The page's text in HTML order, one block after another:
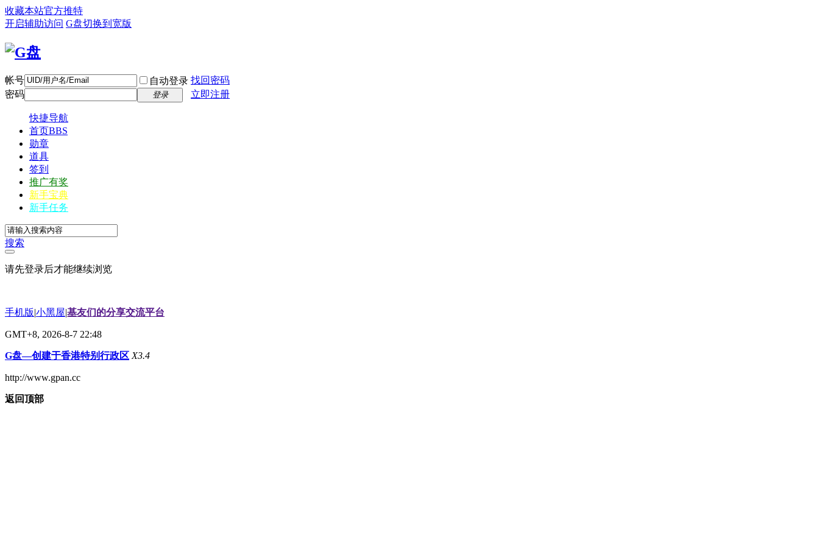
收藏本站官方推特
开启辅助访问 G盘切换到宽版
帐号 自动登录 找回密码
密码
登录 立即注册
快捷导航
首页BBS
勋章
道具
签到
推广有奖
新手宝典
新手任务
搜索
请先登录后才能继续浏览
手机版|小黑屋|基友们的分享交流平台
GMT+8, 2026-8-7 22:48
G盘—创建于香港特别行政区 X3.4
http://www.gpan.cc
返回顶部